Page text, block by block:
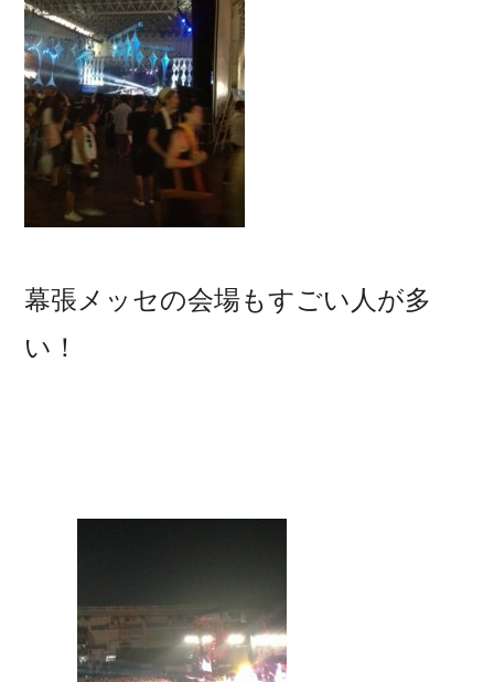
幕張メッセの会場もすごい人が多
い！